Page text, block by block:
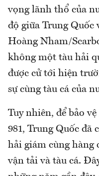
vọng lãnh thổ của
độ giữa Trung Quốc
Hoàng Nham/
không một tàu hải
được cử tới hiện
sự cùng tàu cá của
Tuy nhiên, để bảo
981, Trung Quốc đã
hải giám cùng hàng
vận tải và tàu cá.